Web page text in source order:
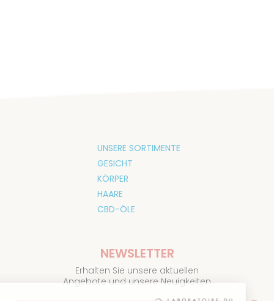
UNSERE SORTIMENTE
GESICHT
KÖRPER
HAARE
CBD-ÖLE
NEWSLETTER
Erhalten Sie unsere aktuellen
Angebote und unsere Neuigkeiten